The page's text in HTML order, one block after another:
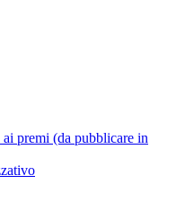
premi (da pubblicare in